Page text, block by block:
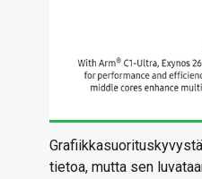
tietoa, mutta sen